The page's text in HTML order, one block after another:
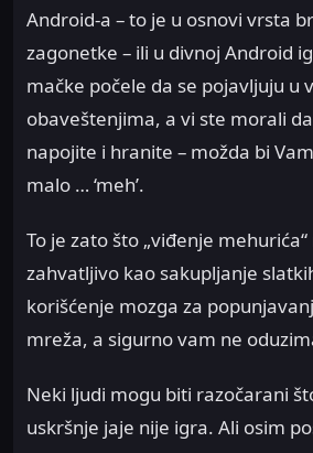
Android-a – to je u osnovi vrsta
zagonetke – ili u divnoj Android
mačke počele da se pojavljuju u
obaveštenjima, a vi ste morali
napojite i hranite – možda bi
malo … ‘meh’.
To je zato što „viđenje
zahvatljivo kao sakupljanje
korišćenje mozga za
mreža, a sigurno vam ne
Neki ljudi mogu biti razočarani
uskršnje jaje nije igra. Ali osim